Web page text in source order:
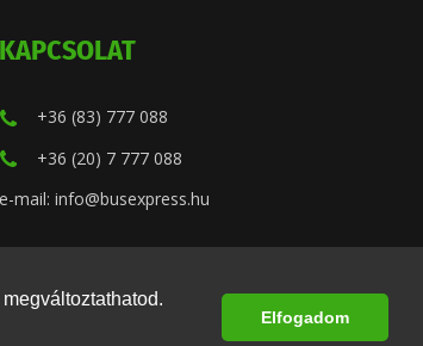
Elfogadom
KAPCSOLAT
+36 (83) 777 088
+36 (20) 7 777 088
e-mail: info@busexpress.hu